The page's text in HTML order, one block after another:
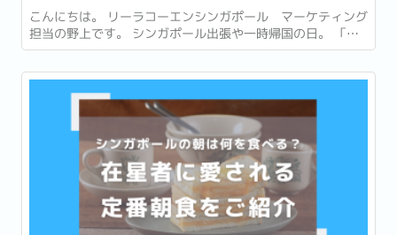
こんにちは。 リーラコーエンシンガポール マーケティング
担当の野上です。 シンガポール出張や一時帰国の日。 「最
後まで打合せや商談が入っていて、市内でお土産を買う時間
がなかった…。」 「一時帰国ギリギリまで予定が詰まってい
てお土産が買えなかった…。」 このような経験はありません